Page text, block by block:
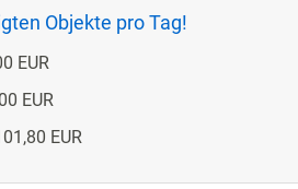
Objekte pro Tag!
EUR
EUR
EUR